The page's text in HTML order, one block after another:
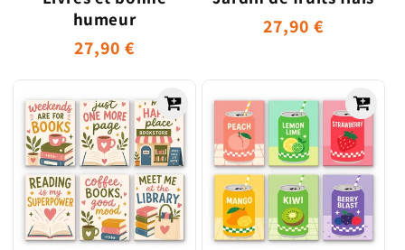
humeur
Prix
habituel
27,90 €
Prix
27,90 €